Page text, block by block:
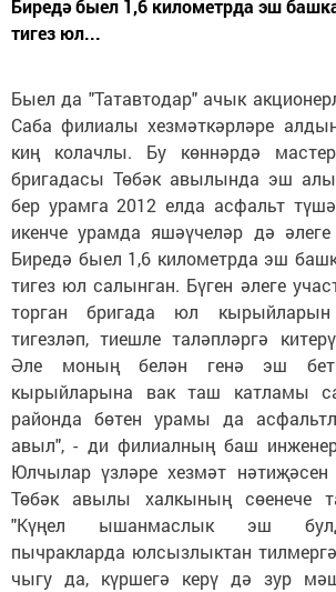
Биредә быел 1,6 километрда эш
тигез юл...
Быел да "Татавтодар" ачык
Саба филиалы хезмәткәрләре
киң колачлы. Бу көннәрдә
бригадасы Төбәк авылында эш
бер урамга 2012 елда асфальт
икенче урамда яшәүчеләр дә әлеге
Биредә быел 1,6 километрда эш
тигез юл салынган. Бүген әлеге
торган бригада юл
тигезләп, тиешле таләпләргә
Әле моның белән генә эш
кырыйларына вак таш катламы
районда бөтен урамы да
авыл", - ди филиалның баш
Юлчылар үзләре хезмәт нәтиҗәсен
Төбәк авылы халкының сөенече
"Күңел ышанмаслык эш
пычракларда юлсызлыктан
чыгу да, күршегә керү дә зур